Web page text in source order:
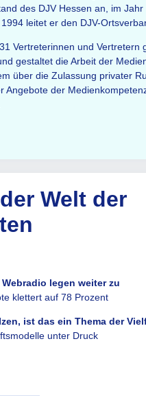
des DJV Hessen an, im
leitet er den DJV-
Vertreterinnen und Vertretern
gestaltet die Arbeit der
über die Zulassung privater
Angebote der
Welt der
legen weiter zu
klettert auf 78 Prozent
ist das ein Thema der
unter Druck